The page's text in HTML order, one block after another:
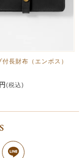
付長財布（エンボス）
(税込)